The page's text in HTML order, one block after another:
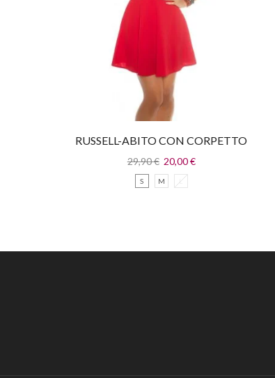
RUSSELL-ABITO CON CORPETTO
IN PAILLETTES
29,90€ 20,00€
S M L